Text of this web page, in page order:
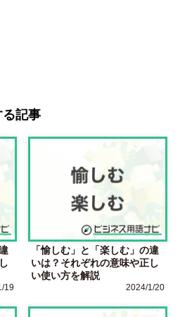
る記事
19
「愉しむ」と「楽しむ」の違
いは？それぞれの意味や正し
い使い方を解説
2024/1/20